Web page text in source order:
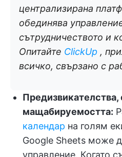
централизирана
обединява
сътрудничеството и
Опитайте ClickUp ,
всичко, свързано с
Предизвикателства,
мащабируемостта:
календар на голям
Google Sheets може
управление. Когато